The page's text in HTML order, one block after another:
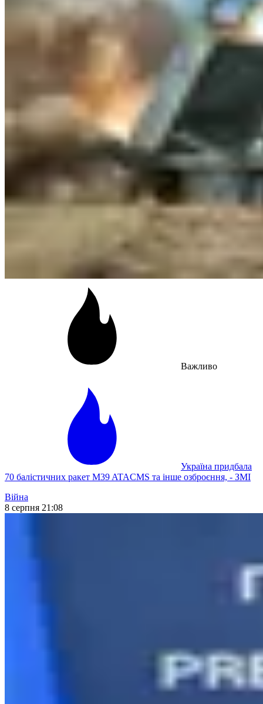
Важливо
Україна придбала
70 балістичних ракет M39 ATACMS та інше озброєння, - ЗМІ
Війна
8 серпня 21:08